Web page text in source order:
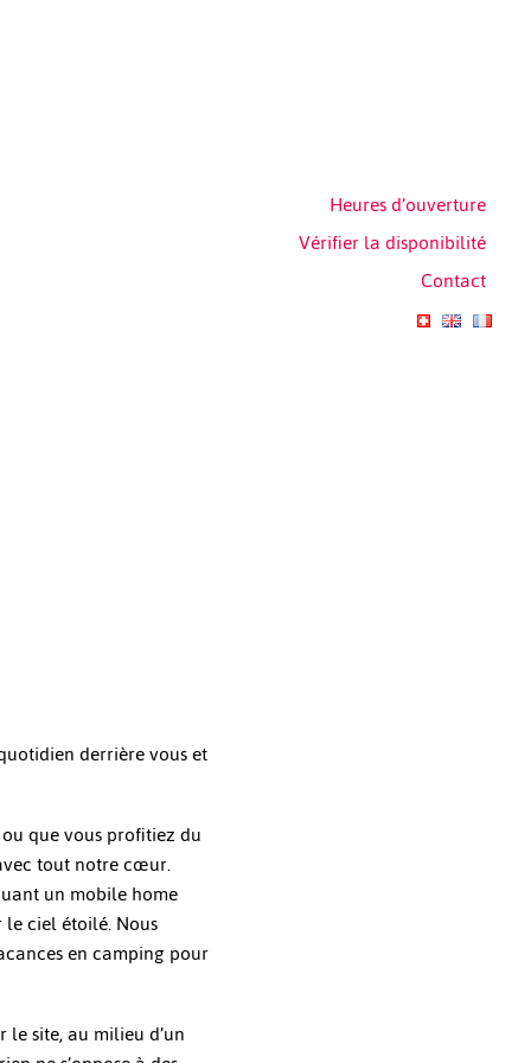
Heures d’ouverture
Vérifier la disponibilité
Contact
derrière vous et
que vous profitiez du
tout notre cœur.
un mobile home
ciel étoilé. Nous
en camping pour
site, au milieu d’un